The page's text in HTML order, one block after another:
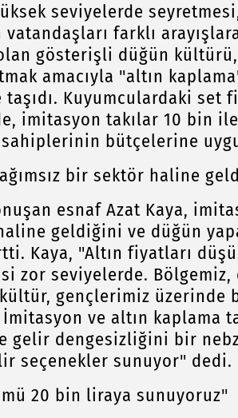
seviyelerde
farklı
gösterişli düğün
amacıyla "altın
Kuyumculardaki set
imitasyon takılar 10 bin
bütçelerine
bir sektör haline
esnaf Azat Kaya,
geldiğini ve düğün
Kaya, "Altın fiyatları
zor seviyelerde.
gençlerimiz üzerinde
ve altın kaplama
gelir dengesizliğini bir
seçenekler sunuyor" dedi.
20 bin liraya sunuyoruz"